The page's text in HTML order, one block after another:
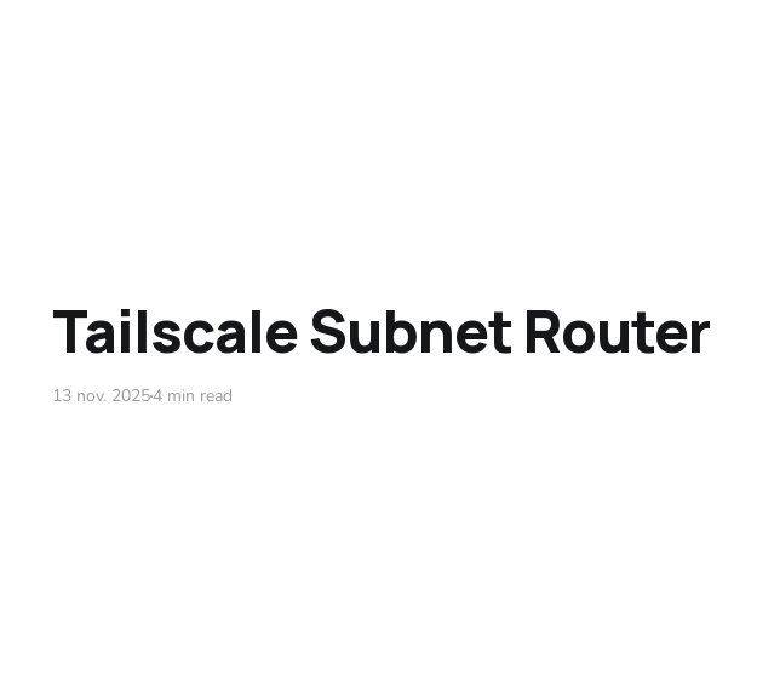
Tailscale Subnet Router
13 nov. 20254 min read